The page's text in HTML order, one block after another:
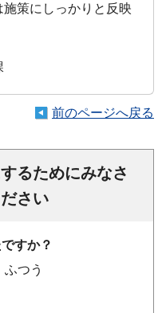
策にしっかりと反映
前のページへ戻る
るためにみなさ
さい
すか？
ふつう